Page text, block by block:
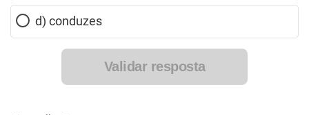
d) conduzes
Validar resposta